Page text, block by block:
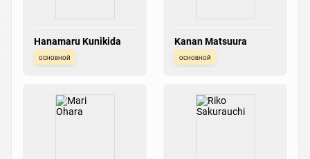
Hanamaru Kunikida
основной
Kanan Matsuura
основной